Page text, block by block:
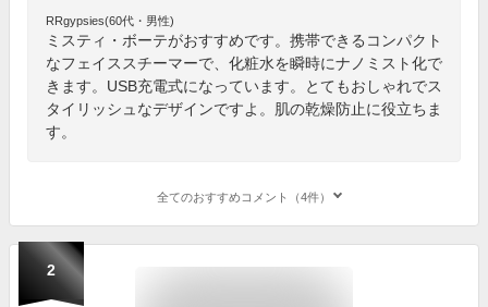
RRgypsies(60代・男性)
ミスティ・ボーテがおすすめです。携帯できるコンパクト
なフェイススチーマーで、化粧水を瞬時にナノミスト化で
きます。USB充電式になっています。とてもおしゃれでス
タイリッシュなデザインですよ。肌の乾燥防止に役立ちま
す。
全てのおすすめコメント（4件）
2